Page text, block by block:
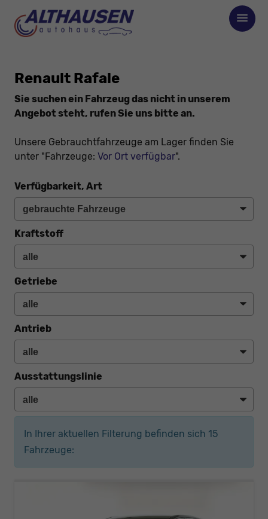
Renault Rafale
Sie suchen ein Fahrzeug das nicht in unserem
Angebot steht, rufen Sie uns bitte an.
Unsere Gebrauchtfahrzeuge am Lager finden Sie
unter "Fahrzeuge: Vor Ort verfügbar".
Verfügbarkeit, Art
Kraftstoff
Getriebe
Antrieb
Ausstattungslinie
In Ihrer aktuellen Filterung befinden sich 15
Fahrzeuge: